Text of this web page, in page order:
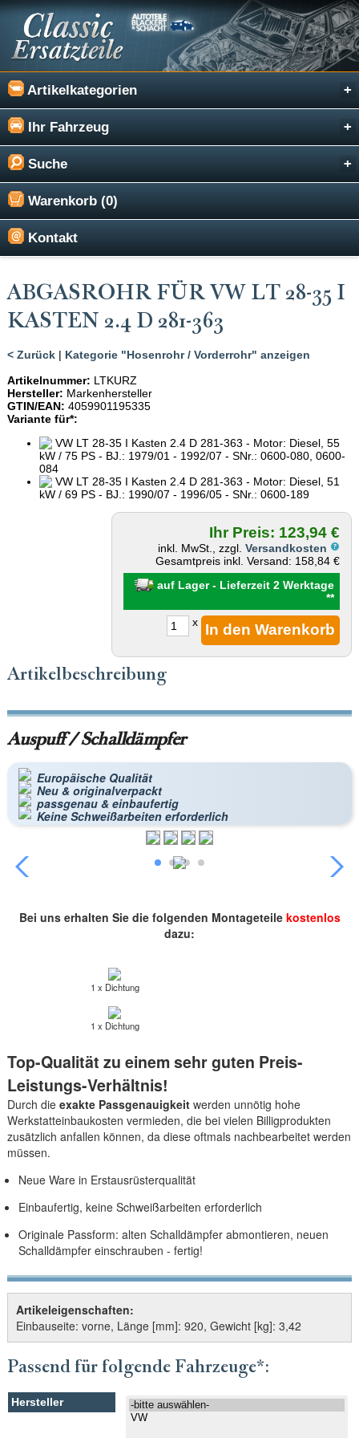
Artikelkategorien
Ihr Fahrzeug
Suche
Warenkorb (0)
Kontakt
ABGASROHR FÜR VW LT 28-35 I
KASTEN 2.4 D 281-363
< Zurück| Kategorie "Hosenrohr / Vorderrohr" anzeigen
Artikelnummer: LTKURZ
Hersteller: Markenhersteller
GTIN/EAN: 4059901195335
Variante für*:
VW LT 28-35 I Kasten 2.4 D 281-363 - Motor: Diesel, 55
kW / 75 PS - BJ.: 1979/01 - 1992/07 - SNr.: 0600-080, 0600-
084
VW LT 28-35 I Kasten 2.4 D 281-363 - Motor: Diesel, 51
kW / 69 PS - BJ.: 1990/07 - 1996/05 - SNr.: 0600-189
Ihr Preis: 123,94 €
inkl. MwSt., zzgl.Versandkosten
Gesamtpreis inkl. Versand: 158,84 €
auf Lager - Lieferzeit 2 Werktage
**
x
Artikelbeschreibung
Auspuff / Schalldämpfer
Europäische Qualität
Neu & originalverpackt
passgenau & einbaufertig
Keine Schweißarbeiten erforderlich
Bei uns erhalten Sie die folgenden Montageteile kostenlos
dazu:
1 x Dichtung
1 x Dichtung
Top-Qualität zu einem sehr guten Preis-
Leistungs-Verhältnis!
Durch die exakte Passgenauigkeitwerden unnötig hohe
Werkstatteinbaukosten vermieden, die bei vielen Billigprodukten
zusätzlich anfallen können, da diese oftmals nachbearbeitet werden
müssen.
Neue Ware in Erstausrüsterqualität
Einbaufertig, keine Schweißarbeiten erforderlich
Originale Passform: alten Schalldämpfer abmontieren, neuen
Schalldämpfer einschrauben - fertig!
Artikeleigenschaften:
Einbauseite: vorne, Länge [mm]: 920, Gewicht [kg]: 3,42
Passend für folgende Fahrzeuge*: